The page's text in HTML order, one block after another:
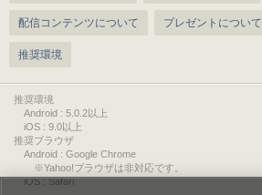
配信コンテンツについて プレゼントについて
推奨環境
推奨環境
Android : 5.0.2以上
iOS : 9.0以上
推奨ブラウザ
Android : Google Chrome
※Yahoo!ブラウザは非対応です。
iOS : Safari